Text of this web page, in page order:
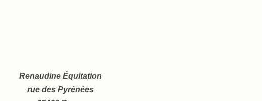
Renaudine Équitation
rue des Pyrénées